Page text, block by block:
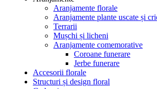
Aranjamente florale
Aranjamente plante uscate și
Terrarii
Mușchi și licheni
Aranjamente comemorative
Coroane funerare
Jerbe funerare
Accesorii florale
Structuri și design floral